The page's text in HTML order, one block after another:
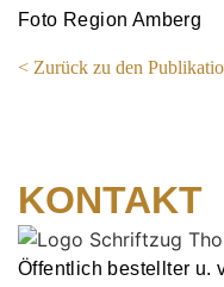
Foto Region Amberg
<︎ Zurück zu den
KONTAKT
Öffentlich bestellter u.